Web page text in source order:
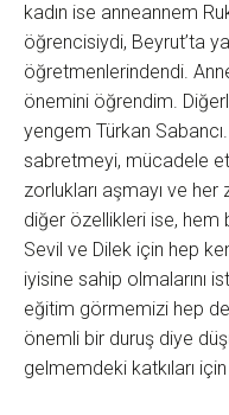
kadın ise anneannem
öğrencisiydi, Beyrut’ta
öğretmenlerindendi.
önemini öğrendim.
yengem Türkan
sabretmeyi, mücadele
zorlukları aşmayı ve
diğer özellikleri ise, hem
Sevil ve Dilek için hep
iyisine sahip olmalarını
eğitim görmemizi hep
önemli bir duruş diye
gelmemdeki katkıları